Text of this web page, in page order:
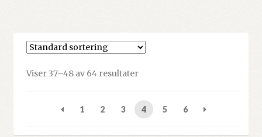
Viser 37–48 av 64 resultater
1 2 3 4 5 6